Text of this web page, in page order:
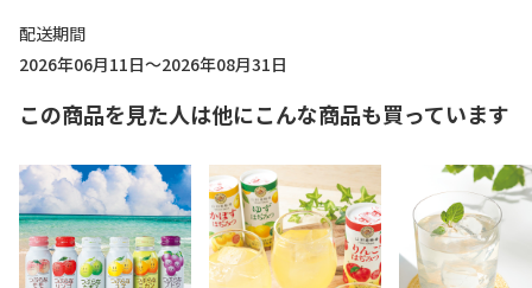
配送期間
2026年06月11日～2026年08月31日
この商品を見た人は他にこんな商品も買っています